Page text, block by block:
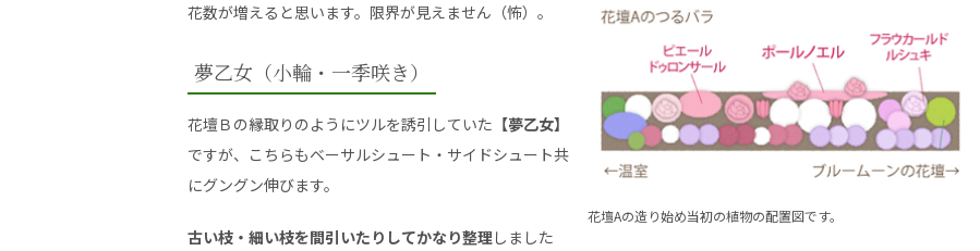
花数が増えると思います。限界が見えません（怖）。
花壇Aの造り始め当初の植物の配置図です。
夢乙女（小輪・一季咲き）
花壇Ｂの縁取りのようにツルを誘引していた 【夢乙女】
ですが、こちらもベーサルシュート・サイドシュート共
にグングン伸びます。
古い枝・細い枝を間引いたりしてかなり整理しました